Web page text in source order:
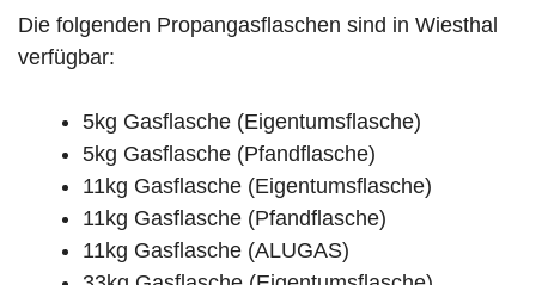
Die folgenden Propangasflaschen sind in Wiesthal
verfügbar:
5kg Gasflasche (Eigentumsflasche)
5kg Gasflasche (Pfandflasche)
11kg Gasflasche (Eigentumsflasche)
11kg Gasflasche (Pfandflasche)
11kg Gasflasche (ALUGAS)